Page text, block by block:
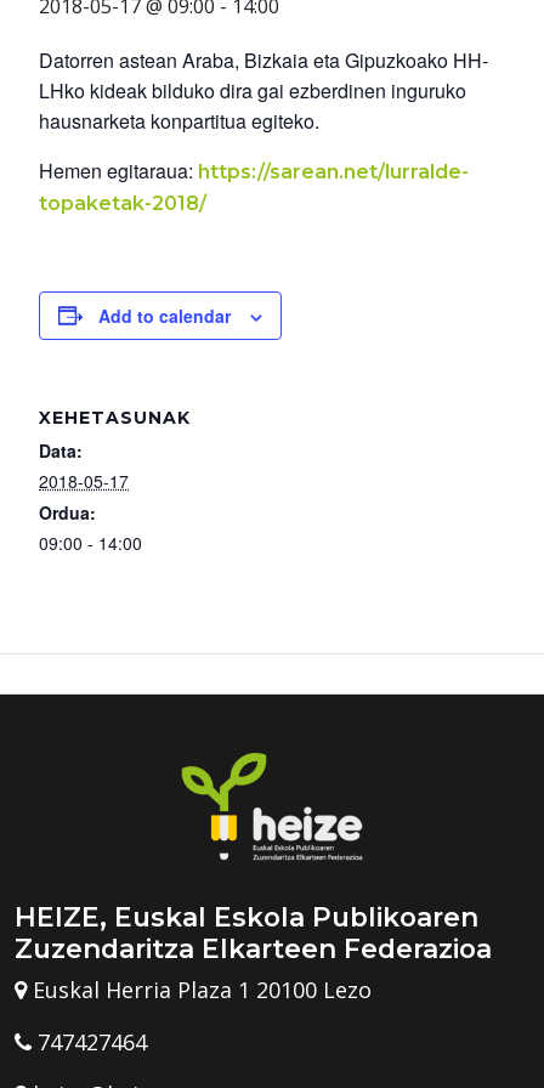
2018-05-17 @ 09:00 - 14:00
Datorren astean Araba, Bizkaia eta Gipuzkoako HH-
LHko kideak bilduko dira gai ezberdinen inguruko
hausnarketa konpartitua egiteko.
Hemen egitaraua: https://sarean.net/lurralde-
topaketak-2018/
Add to calendar
XEHETASUNAK
Data:
2018-05-17
Ordua:
09:00 - 14:00
HEIZE, Euskal Eskola Publikoaren
Zuzendaritza Elkarteen Federazioa
Euskal Herria Plaza 1 20100 Lezo
747427464